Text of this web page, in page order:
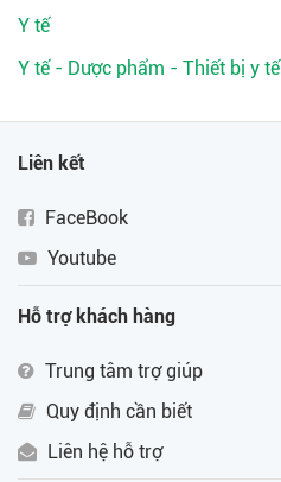
Y tế
Y tế - Dược phẩm - Thiết bị y tế
Liên kết
FaceBook
Youtube
Hỗ trợ khách hàng
Trung tâm trợ giúp
Quy định cần biết
Liên hệ hỗ trợ